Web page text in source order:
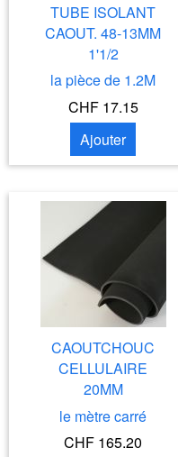
TUBE ISOLANT
CAOUT. 48-13MM
1'1/2
la pièce de 1.2M
CHF 17.15
Ajouter
CAOUTCHOUC
CELLULAIRE
20MM
le mètre carré
CHF 165.20